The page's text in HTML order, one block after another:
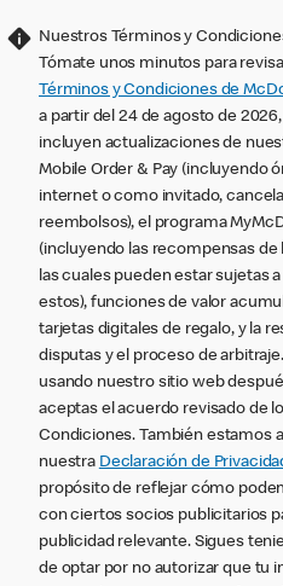
Nuestros Términos y
Tómate unos minutos para
Términos y Condiciones de
a partir del 24 de agosto de
incluyen actualizaciones de
Mobile Order & Pay (incluyendo
internet o como invitado,
reembolsos), el programa
(incluyendo las recompensas de
las cuales pueden estar sujetas
estos), funciones de valor
tarjetas digitales de regalo, y la
disputas y el proceso de
usando nuestro sitio web
aceptas el acuerdo revisado de
Condiciones. También estamos
nuestra Declaración de
propósito de reflejar cómo
con ciertos socios publicitarios
publicidad relevante. Sigues
de optar por no autorizar que tu